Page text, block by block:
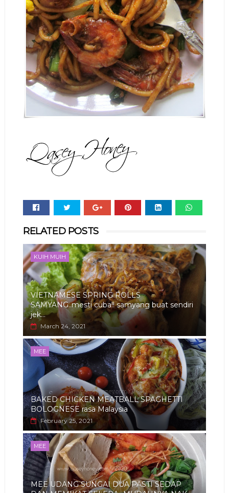
RELATED POSTS
KUIH MUIH
VIETNAMESE SPRING ROLLS
SAMYANG..mesti cuba!! samyang buat sendiri
jek...
March 24, 2021
MEE
BAKED CHICKEN MEATBALL SPAGHETTI
BOLOGNESE rasa Malaysia
February 25, 2021
MEE
MEE UDANG SUNGAI DUA PASTI SEDAP